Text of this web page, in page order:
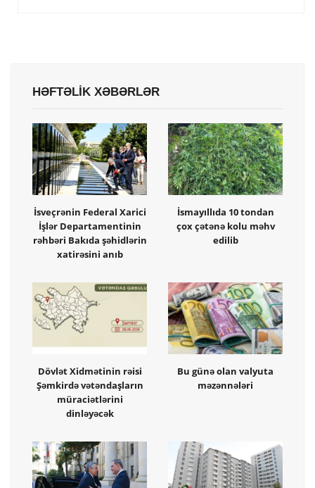
HƏFTƏLİK XƏBƏRLƏR
İsveçrənin Federal Xarici
İşlər Departamentinin
rəhbəri Bakıda şəhidlərin
xatirəsini anıb
İsmayıllıda 10 tondan
çox çətənə kolu məhv
edilib
Dövlət Xidmətinin rəisi
Şəmkirdə vətəndaşların
müraciətlərini
dinləyəcək
Bu günə olan valyuta
məzənnələri